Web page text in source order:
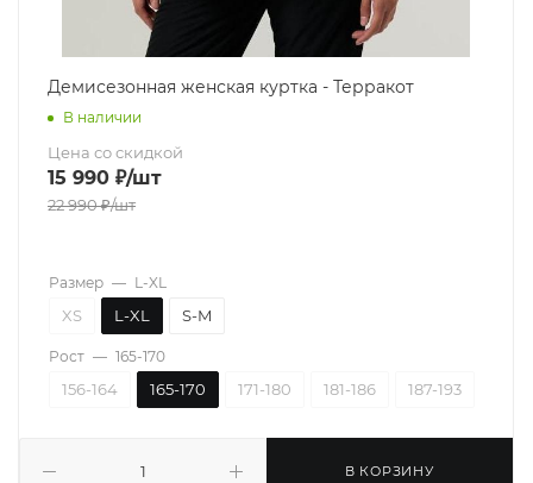
Демисезонная женская куртка - Терракот
В наличии
Цена со скидкой
15 990 ₽/шт
22 990₽/шт
В КОРЗИНУ
Размер — L-XL
XS L-XL S-M
Рост — 165-170
156-164 165-170 171-180 181-186 187-193